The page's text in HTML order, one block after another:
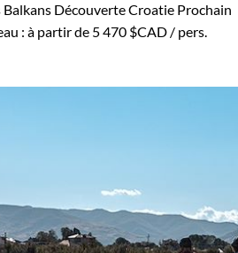
Découverte Croatie Prochain
: à partir de 5 470 $CAD / pers.